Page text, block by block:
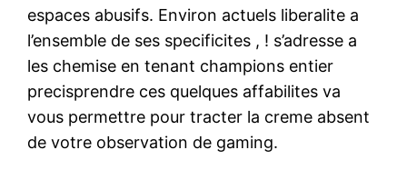
espaces abusifs. Environ actuels liberalite a
l’ensemble de ses specificites , ! s’adresse a
les chemise en tenant champions entier
precisprendre ces quelques affabilites va
vous permettre pour tracter la creme absent
de votre observation de gaming.